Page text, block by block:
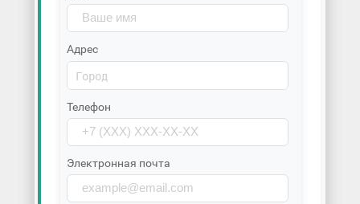
Адрес
Телефон
Электронная почта